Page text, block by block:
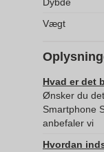
Vægt
Hvad er det
Ønsker du
Smartphone
anbefaler vi
Hvordan